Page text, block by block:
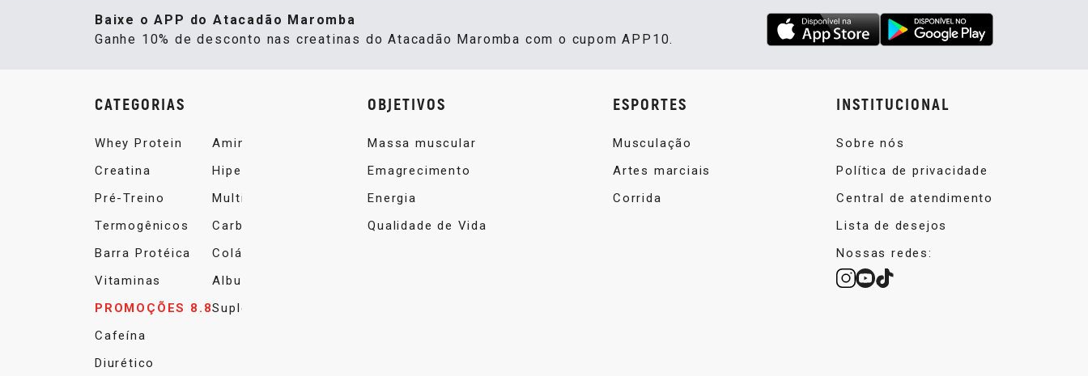
Baixe o APP do Atacadão Maromba
Ganhe 10% de desconto nas creatinas do Atacadão Maromba com o cupom APP10.
CATEGORIAS
Whey Protein
Creatina
Pré-Treino
Termogênicos
Barra Protéica
Vitaminas
PROMOÇÕES 8.8
Cafeína
Diurético
Aminoácidos
Hipercalórico
Multivitamínico
Carboidrato
Colágeno
Albumina
Suplemento Alimentar
OBJETIVOS
Massa muscular
Emagrecimento
Energia
Qualidade de Vida
ESPORTES
Musculação
Artes marciais
Corrida
INSTITUCIONAL
Sobre nós
Política de privacidade
Central de atendimento
Lista de desejos
Nossas redes: